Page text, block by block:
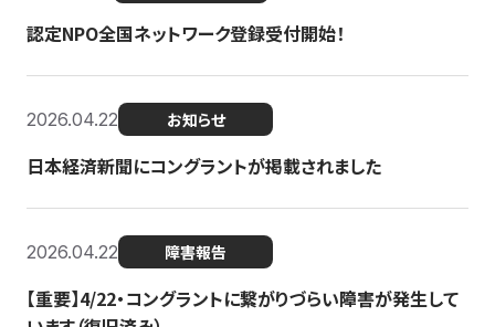
認定NPO全国ネットワーク登録受付開始！
2026.04.22 お知らせ
日本経済新聞にコングラントが掲載されました
2026.04.22 障害報告
【重要】4/22・コングラントに繋がりづらい障害が発生して